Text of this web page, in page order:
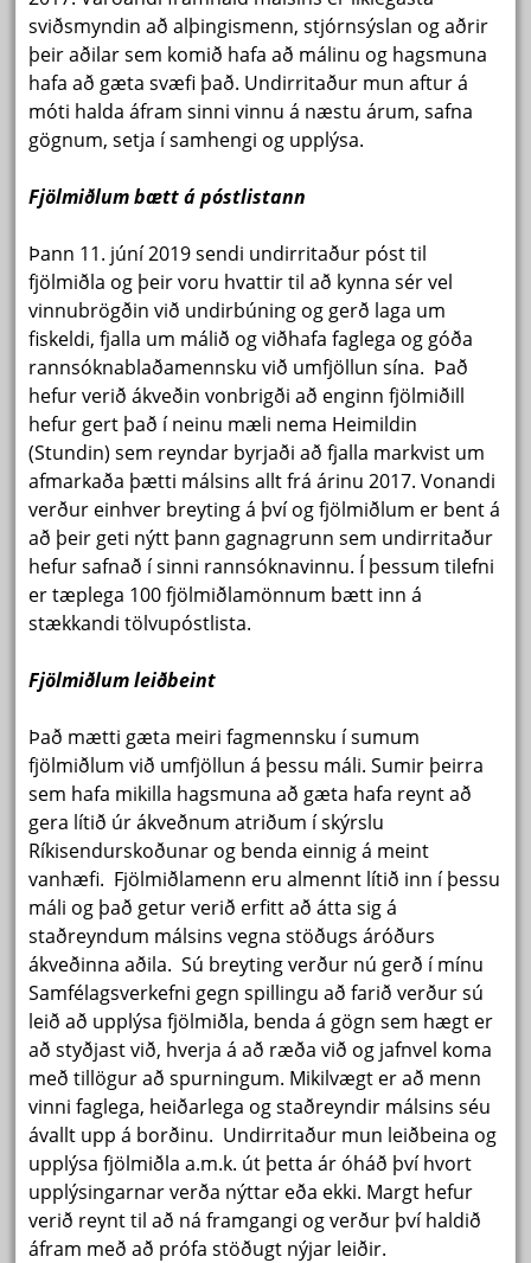
sviðsmyndin að alþingismenn, stjórnsýslan og aðrir
þeir aðilar sem komið hafa að málinu og hagsmuna
hafa að gæta svæfi það. Undirritaður mun aftur á
móti halda áfram sinni vinnu á næstu árum, safna
gögnum, setja í samhengi og upplýsa.
Fjölmiðlum bætt á póstlistann
Þann 11. júní 2019 sendi undirritaður póst til
fjölmiðla og þeir voru hvattir til að kynna sér vel
vinnubrögðin við undirbúning og gerð laga um
fiskeldi, fjalla um málið og viðhafa faglega og góða
rannsóknablaðamennsku við umfjöllun sína. Það
hefur verið ákveðin vonbrigði að enginn fjölmiðill
hefur gert það í neinu mæli nema Heimildin
(Stundin) sem reyndar byrjaði að fjalla markvist um
afmarkaða þætti málsins allt frá árinu 2017. Vonandi
verður einhver breyting á því og fjölmiðlum er bent á
að þeir geti nýtt þann gagnagrunn sem undirritaður
hefur safnað í sinni rannsóknavinnu. Í þessum tilefni
er tæplega 100 fjölmiðlamönnum bætt inn á
stækkandi tölvupóstlista.
Fjölmiðlum leiðbeint
Það mætti gæta meiri fagmennsku í sumum
fjölmiðlum við umfjöllun á þessu máli. Sumir þeirra
sem hafa mikilla hagsmuna að gæta hafa reynt að
gera lítið úr ákveðnum atriðum í skýrslu
Ríkisendurskoðunar og benda einnig á meint
vanhæfi. Fjölmiðlamenn eru almennt lítið inn í þessu
máli og það getur verið erfitt að átta sig á
staðreyndum málsins vegna stöðugs áróðurs
ákveðinna aðila. Sú breyting verður nú gerð í mínu
Samfélagsverkefni gegn spillingu að farið verður sú
leið að upplýsa fjölmiðla, benda á gögn sem hægt er
að styðjast við, hverja á að ræða við og jafnvel koma
með tillögur að spurningum. Mikilvægt er að menn
vinni faglega, heiðarlega og staðreyndir málsins séu
ávallt upp á borðinu. Undirritaður mun leiðbeina og
upplýsa fjölmiðla a.m.k. út þetta ár óháð því hvort
upplýsingarnar verða nýttar eða ekki. Margt hefur
verið reynt til að ná framgangi og verður því haldið
áfram með að prófa stöðugt nýjar leiðir.